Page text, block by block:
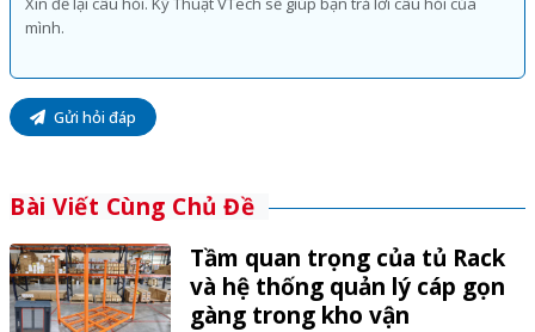
Gửi hỏi đáp
Bài Viết Cùng Chủ Đề
Tầm quan trọng của tủ Rack
và hệ thống quản lý cáp gọn
gàng trong kho vận